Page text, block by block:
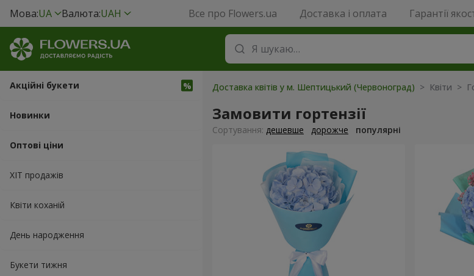
Мова:UA Валюта:UAH Все про Flowers.ua Доставка і оплата Гарантії
Акційні букети
Новинки
Оптові ціни
ХІТ продажів
Квіти коханій
День народження
Букети тижня
Доставка квітів у м. Шептицький (Червоноград) > Квіти >
Замовити гортензії
Сортування: дешевше дорожче популярні